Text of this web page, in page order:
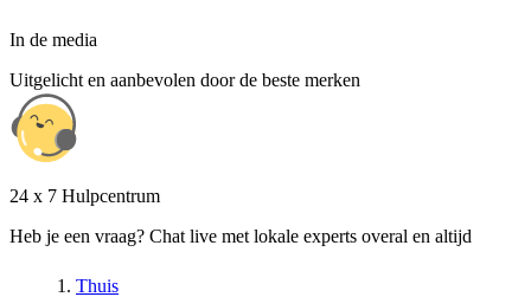
In de media
Uitgelicht en aanbevolen door de beste merken
24 x 7 Hulpcentrum
Heb je een vraag? Chat live met lokale experts overal en altijd
Thuis